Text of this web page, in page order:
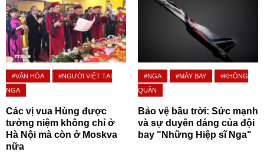
#VĂN HÓA
#NGƯỜI VIỆT TẠI
NGA
Các vị vua Hùng được
tưởng niệm không chỉ ở
Hà Nội mà còn ở Moskva
nữa
#NGA #MÁY BAY
#KHÔNG
QUÂN
Bảo vệ bầu trời: Sức mạnh
và sự duyên dáng của đội
bay "Những Hiệp sĩ Nga"